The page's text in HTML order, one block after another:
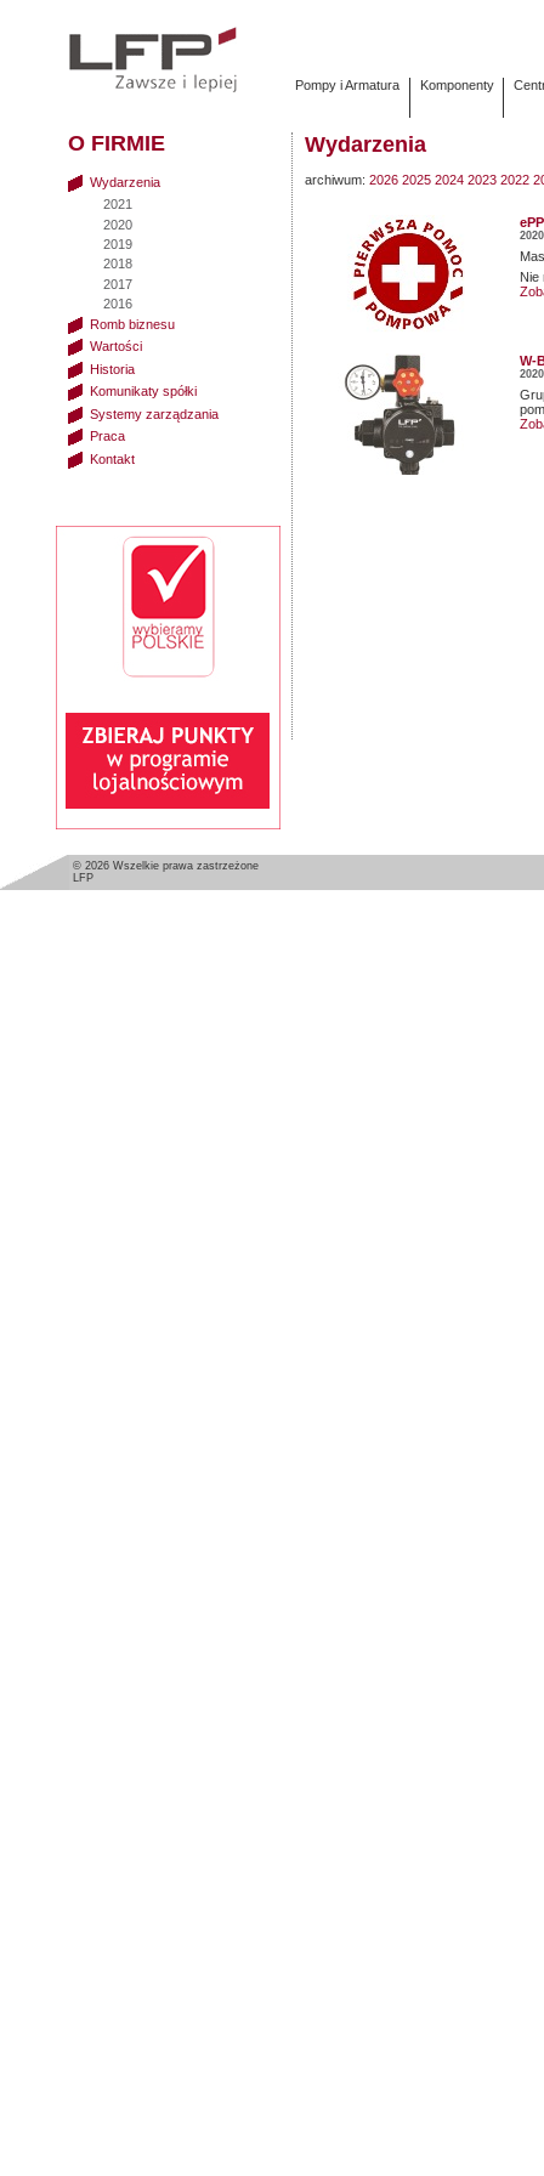
Pompy i Armatura Komponenty
Wydarzenia
archiwum: 2026 2025 2024 2023 2022
Nie
W-
O FIRMIE
Wydarzenia
2021
2020
2019
2018
2017
2016
Romb biznesu
Wartości
Historia
Komunikaty spółki
Systemy zarządzania
Praca
Kontakt
© 2026 Wszelkie prawa zastrzeżone
LFP